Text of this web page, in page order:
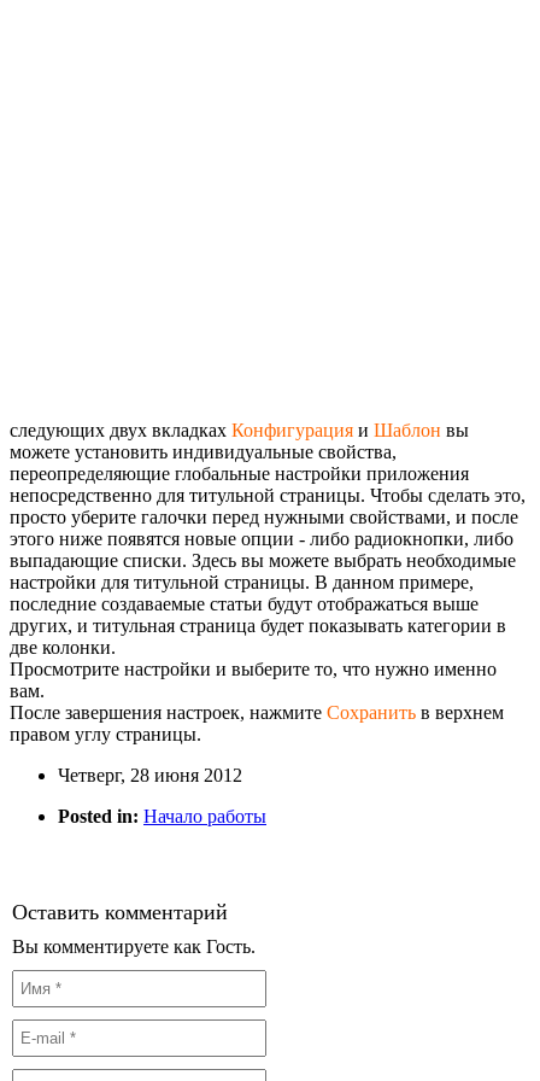
следующих двух вкладках Конфигурация и Шаблон вы
можете установить индивидуальные свойства,
переопределяющие глобальные настройки приложения
непосредственно для титульной страницы. Чтобы сделать это,
просто уберите галочки перед нужными свойствами, и после
этого ниже появятся новые опции - либо радиокнопки, либо
выпадающие списки. Здесь вы можете выбрать необходимые
настройки для титульной страницы. В данном примере,
последние создаваемые статьи будут отображаться выше
других, и титульная страница будет показывать категории в
две колонки.
Просмотрите настройки и выберите то, что нужно именно
вам.
После завершения настроек, нажмите Сохранить в верхнем
правом углу страницы.
Четверг, 28 июня 2012
Posted in: Начало работы
Оставить комментарий
Вы комментируете как Гость.